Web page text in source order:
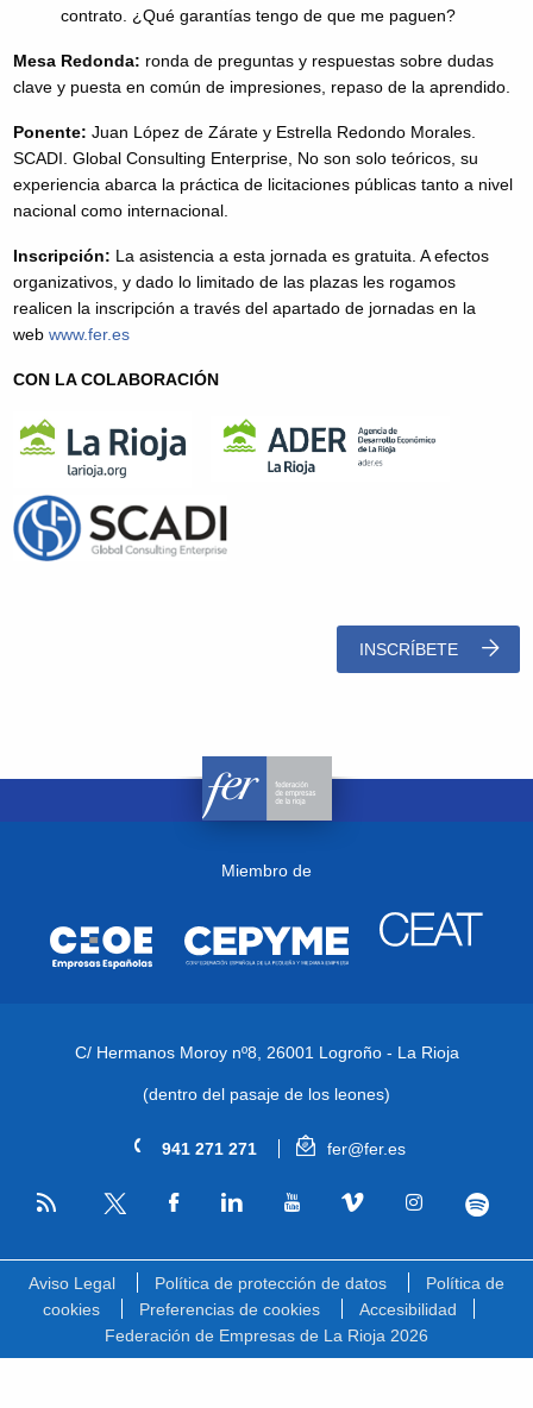
contrato. ¿Qué garantías tengo de que me paguen?
Mesa Redonda: ronda de preguntas y respuestas sobre dudas
clave y puesta en común de impresiones, repaso de la aprendido.
Ponente:Juan López de Zárate y Estrella Redondo Morales.
SCADI. Global Consulting Enterprise, No son solo teóricos, su
experiencia abarca la práctica de licitaciones públicas tanto a nivel
nacional como internacional.
Inscripción: La asistencia a esta jornada es gratuita. A efectos
organizativos, y dado lo limitado de las plazas les rogamos
realicen la inscripción a través del apartado de jornadas en la
webwww.fer.es
CON LA COLABORACIÓN
INSCRÍBETE
Miembro de
C/ Hermanos Moroy nº8, 26001 Logroño - La Rioja
(dentro del pasaje de los leones)
941 271 271 fer@fer.es
RSS
Aviso Legal Política de protección de datos
Política de
cookies
Preferencias de cookies
Accesibilidad
Federación de Empresas de La Rioja 2026